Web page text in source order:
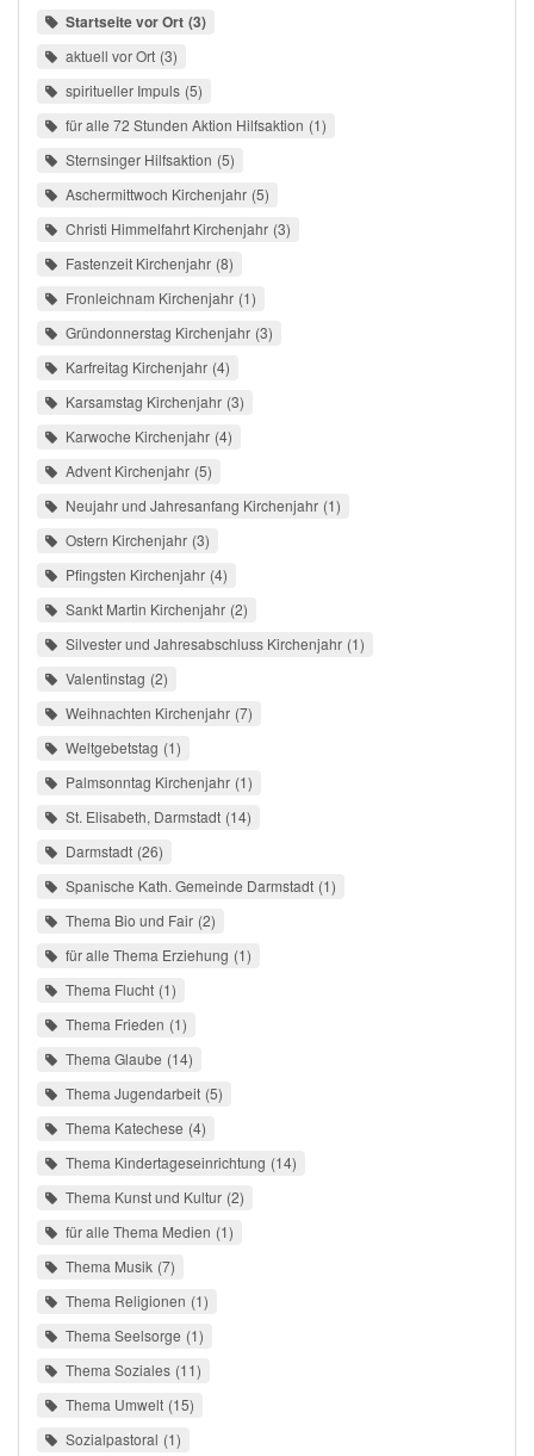
Startseite vor Ort 3
aktuell vor Ort 3
spiritueller Impuls 5
für alle 72 Stunden Aktion Hilfsaktion 1
Sternsinger Hilfsaktion 5
Aschermittwoch Kirchenjahr 5
Christi Himmelfahrt Kirchenjahr 3
Fastenzeit Kirchenjahr 8
Fronleichnam Kirchenjahr 1
Gründonnerstag Kirchenjahr 3
Karfreitag Kirchenjahr 4
Karsamstag Kirchenjahr 3
Karwoche Kirchenjahr 4
Advent Kirchenjahr 5
Neujahr und Jahresanfang Kirchenjahr 1
Ostern Kirchenjahr 3
Pfingsten Kirchenjahr 4
Sankt Martin Kirchenjahr 2
Silvester und Jahresabschluss Kirchenjahr 1
Valentinstag 2
Weihnachten Kirchenjahr 7
Weltgebetstag 1
Palmsonntag Kirchenjahr 1
St. Elisabeth, Darmstadt 14
Darmstadt 26
Spanische Kath. Gemeinde Darmstadt 1
Thema Bio und Fair 2
für alle Thema Erziehung 1
Thema Flucht 1
Thema Frieden 1
Thema Glaube 14
Thema Jugendarbeit 5
Thema Katechese 4
Thema Kindertageseinrichtung 14
Thema Kunst und Kultur 2
für alle Thema Medien 1
Thema Musik 7
Thema Religionen 1
Thema Seelsorge 1
Thema Soziales 11
Thema Umwelt 15
Sozialpastoral 1